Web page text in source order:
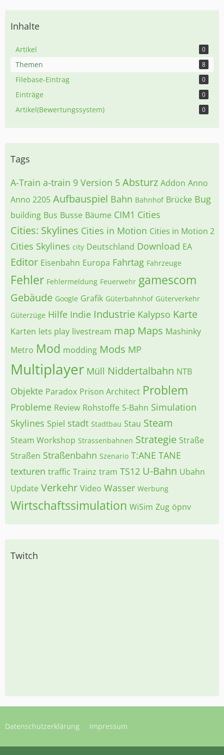
Inhalte
Artikel 0
Themen 8
Filebase-Eintrag 0
Einträge 0
Artikel(Bewertungssystem) 0
Tags
A-Train a-train 9 Version 5 Absturz Addon Anno
Anno 2205 Aufbauspiel Bahn Bahnhof Brücke Bug
building Bus Busse Bäume CIM1 Cities
Cities: Skylines Cities in Motion Cities in Motion 2
Cities Skylines city Deutschland Download EA
Editor Eisenbahn Europa Fahrtag Fahrzeuge
Fehler Fehlermeldung Feuerwehr gamescom
Gebäude Google Grafik Güterbahnhof Güterverkehr
Güterzüge Hilfe Indie Industrie Kalypso Karte
Karten lets play livestream map Maps Mashinky
Metro Mod modding Mods MP
Multiplayer Müll Niddertalbahn NTB
Objekte Paradox Prison Architect Problem
Probleme Review Rohstoffe S-Bahn Simulation
Skylines Spiel stadt Stadtbau Stau Steam
Steam Workshop Strassenbahnen Strategie Straße
Straßen Straßenbahn Szenario T:ANE TANE
texturen traffic Trainz tram TS12 U-Bahn Ubahn
Update Verkehr Video Wasser Werbung
Wirtschaftssimulation WiSim Zug öpnv
Twitch
Datenschutzerklärung Impressum